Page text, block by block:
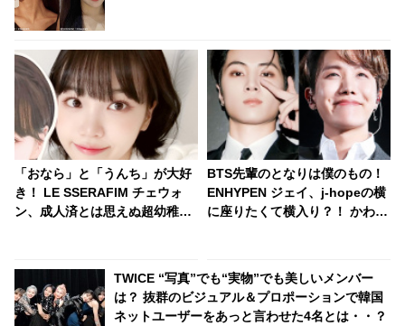
「おなら」と「うんち」が大好
き！ LE SSERAFIM チェウォ
ン、成人済とは思えぬ超幼稚な
り・・ 衝撃的なシーンに爆笑
BTS先輩のとなりは僕のもの！
ENHYPEN ジェイ、j-hopeの横
に座りたくて横入り？！ かわい
TWICE “写真”でも“実物”でも美しいメンバー
は？ 抜群のビジュアル＆プロポーションで韓国
ネットユーザーをあっと言わせた4名とは・・？